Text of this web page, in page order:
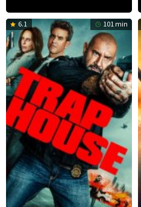
6.1 101 min